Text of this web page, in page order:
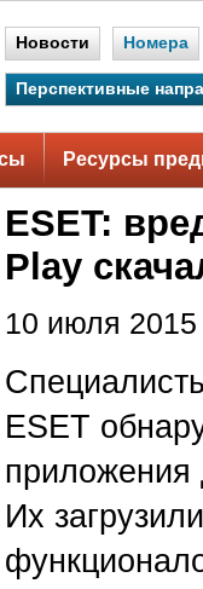
Новости Номера
Перспективные
Ресурсы
ESET:
Play
10 июля 2015
ESET
приложения
Их